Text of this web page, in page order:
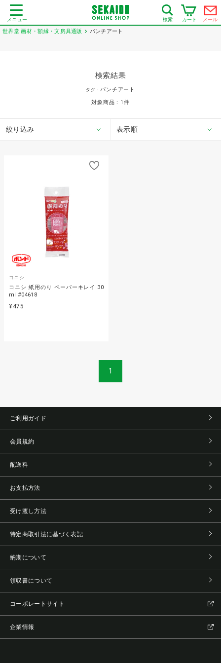
メニュー 検索 カート メール
世界堂 画材・額縁・文房具通販 パンチアート
検索結果
タグ： パンチアート
対象商品： 1 件
絞り込み 表示順
コニシ
コニシ 紙用のり ペーパーキレイ 30
ml #04618
¥475
1
ご利用ガイド
会員規約
配送料
お支払方法
受け渡し方法
特定商取引法に基づく表記
納期について
領収書について
コーポレートサイト
企業情報